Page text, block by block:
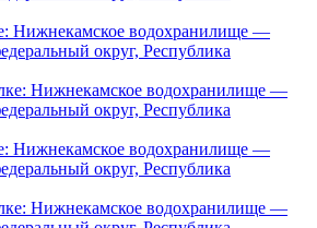
Нижнекамское водохранилище —
округ, Республика
Нижнекамское водохранилище —
округ, Республика